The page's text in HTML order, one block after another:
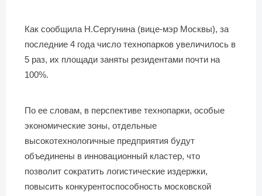
Как сообщила Н.Сергунина (вице-мэр Москвы), за
последние 4 года число технопарков увеличилось в
5 раз, их площади заняты резидентами почти на
100%.
По ее словам, в перспективе технопарки, особые
экономические зоны, отдельные
высокотехнологичные предприятия будут
объединены в инновационный кластер, что
позволит сократить логистические издержки,
повысить конкурентоспособность московской